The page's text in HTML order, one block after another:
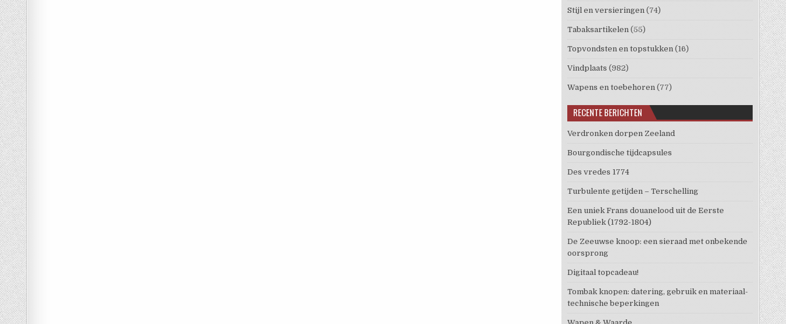
Stijl en versieringen (74)
Tabaksartikelen (55)
Topvondsten en topstukken (16)
Vindplaats (982)
Wapens en toebehoren (77)
RECENTE BERICHTEN
Verdronken dorpen Zeeland
Bourgondische tijdcapsules
Des vredes 1774
Turbulente getijden – Terschelling
Een uniek Frans douanelood uit de Eerste
Republiek (1792-1804)
De Zeeuwse knoop: een sieraad met onbekende
oorsprong
Digitaal topcadeau!
Tombak knopen: datering, gebruik en materiaal-
technische beperkingen